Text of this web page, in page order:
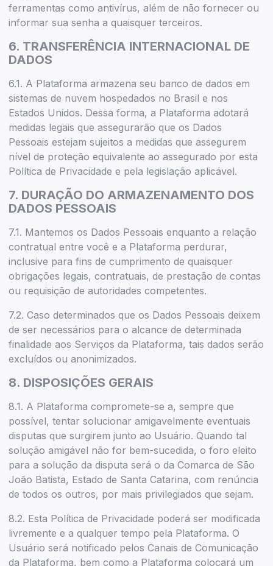
ferramentas como antivírus, além de não fornecer ou
informar sua senha a quaisquer terceiros.
6. TRANSFERÊNCIA INTERNACIONAL DE
DADOS
6.1. A Plataforma armazena seu banco de dados em
sistemas de nuvem hospedados no Brasil e nos
Estados Unidos. Dessa forma, a Plataforma adotará
medidas legais que assegurarão que os Dados
Pessoais estejam sujeitos a medidas que assegurem
nível de proteção equivalente ao assegurado por esta
Política de Privacidade e pela legislação aplicável.
7. DURAÇÃO DO ARMAZENAMENTO DOS
DADOS PESSOAIS
7.1. Mantemos os Dados Pessoais enquanto a relação
contratual entre você e a Plataforma perdurar,
inclusive para fins de cumprimento de quaisquer
obrigações legais, contratuais, de prestação de contas
ou requisição de autoridades competentes.
7.2. Caso determinados que os Dados Pessoais deixem
de ser necessários para o alcance de determinada
finalidade aos Serviços da Plataforma, tais dados serão
excluídos ou anonimizados.
8. DISPOSIÇÕES GERAIS
8.1. A Plataforma compromete-se a, sempre que
possível, tentar solucionar amigavelmente eventuais
disputas que surgirem junto ao Usuário. Quando tal
solução amigável não for bem-sucedida, o foro eleito
para a solução da disputa será o da Comarca de São
João Batista, Estado de Santa Catarina, com renúncia
de todos os outros, por mais privilegiados que sejam.
8.2. Esta Política de Privacidade poderá ser modificada
livremente e a qualquer tempo pela Plataforma. O
Usuário será notificado pelos Canais de Comunicação
da Plataforma, bem como a Plataforma colocará um